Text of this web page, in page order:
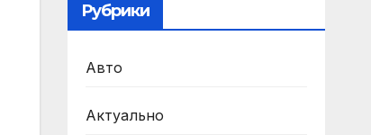
Рубрики
Авто
Актуально